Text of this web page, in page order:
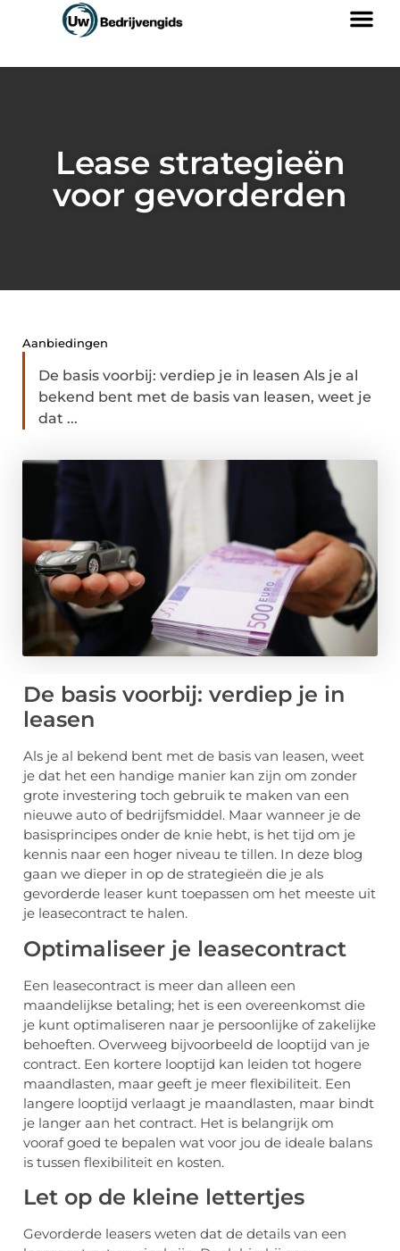
Lease strategieën
voor gevorderden
Aanbiedingen
De basis voorbij: verdiep je in leasen Als je al
bekend bent met de basis van leasen, weet je
dat ...
De basis voorbij: verdiep je in
leasen
Als je al bekend bent met de basis van leasen, weet
je dat het een handige manier kan zijn om zonder
grote investering toch gebruik te maken van een
nieuwe auto of bedrijfsmiddel. Maar wanneer je de
basisprincipes onder de knie hebt, is het tijd om je
kennis naar een hoger niveau te tillen. In deze blog
gaan we dieper in op de strategieën die je als
gevorderde leaser kunt toepassen om het meeste uit
je leasecontract te halen.
Optimaliseer je leasecontract
Een leasecontract is meer dan alleen een
maandelijkse betaling; het is een overeenkomst die
je kunt optimaliseren naar je persoonlijke of zakelijke
behoeften. Overweeg bijvoorbeeld de looptijd van je
contract. Een kortere looptijd kan leiden tot hogere
maandlasten, maar geeft je meer flexibiliteit. Een
langere looptijd verlaagt je maandlasten, maar bindt
je langer aan het contract. Het is belangrijk om
vooraf goed te bepalen wat voor jou de ideale balans
is tussen flexibiliteit en kosten.
Let op de kleine lettertjes
Gevorderde leasers weten dat de details van een